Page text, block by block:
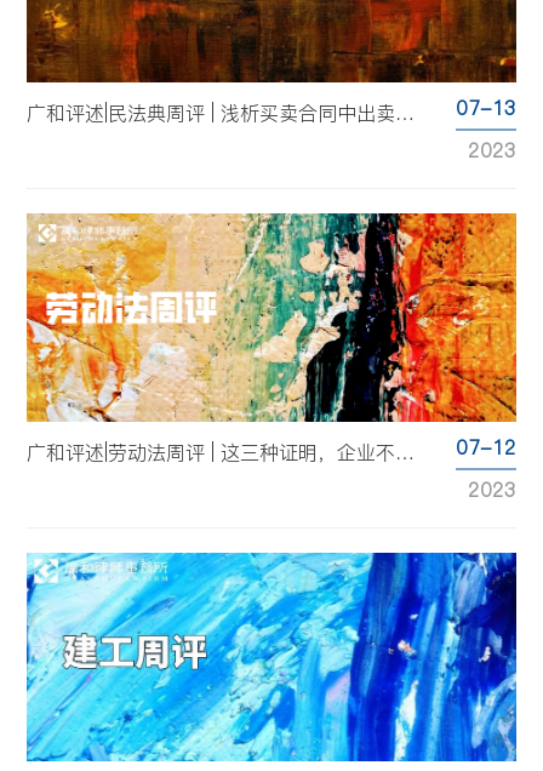
广和评述|民法典周评 | 浅析买卖合同中出卖人的标的物包装方式的规则
07-13
2023
广和评述|劳动法周评 | 这三种证明，企业不能随便开
07-12
2023